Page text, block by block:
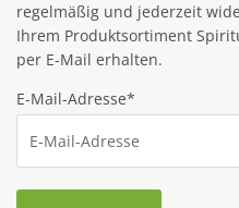
regelmäßig und jederzeit
Ihrem Produktsortiment
per E-Mail erhalten.
E-Mail-Adresse*